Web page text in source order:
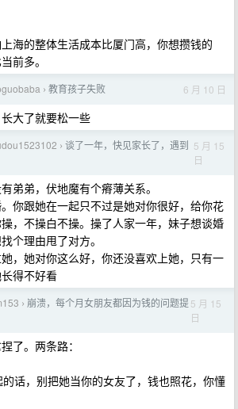
海的整体生活成本比厦门高，你想攒钱的
前多。
› 教育孩子失败 6 月 10 日
大了就要松一些
› 谈了一年，快见家长了，遇到 5 月 15
日
弟弟，伏地魔有个瘠薄关系。
你跟她在一起只不过是她对你很好，给你花
，不操白不操。操了人家一年，妹子想谈婚
个理由甩了对方。
，她对你这么好，你还没喜欢上她，只有一
得不好看
› 崩溃，每个月女朋友都因为钱的问题提 5 月 15
日
了。两条路：
话，别把她当你的女友了，钱也照花，你懂